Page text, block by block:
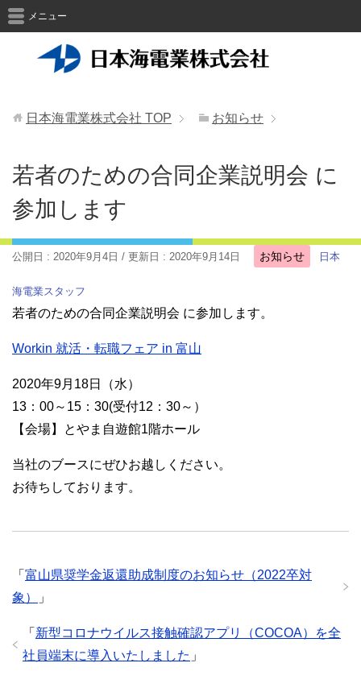
メニュー
日本海電業株式会社 TOP お知らせ
若者のための合同企業説明会 に
参加します
公開日 : 2020年9月4日 / 更新日 : 2020年9月14日 お知らせ 日本
海電業スタッフ
若者のための合同企業説明会 に参加します。
Workin 就活・転職フェア in 富山
2020年9月18日（水）
13：00～15：30(受付12：30～）
【会場】とやま自遊館1階ホール
当社のブースにぜひお越しください。
お待ちしております。
「 富山県奨学金返還助成制度のお知らせ（2022卒対
象）
」
「 新型コロナウイルス接触確認アプリ（COCOA）を全
社員端末に導入いたしました 」